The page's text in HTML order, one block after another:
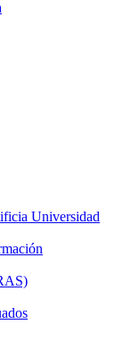
Universidad